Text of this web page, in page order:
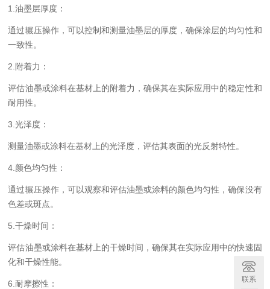
1.油墨层厚度：
通过辗压操作，可以控制和测量油墨层的厚度，确保涂层的均匀性和
一致性。
2.附着力：
评估油墨或涂料在基材上的附着力，确保其在实际应用中的稳定性和
耐用性。
3.光泽度：
测量油墨或涂料在基材上的光泽度，评估其表面的光反射特性。
4.颜色均匀性：
通过辗压操作，可以观察和评估油墨或涂料的颜色均匀性，确保没有
色差或斑点。
5.干燥时间：
评估油墨或涂料在基材上的干燥时间，确保其在实际应用中的快速固
化和干燥性能。
6.耐摩擦性： 联系